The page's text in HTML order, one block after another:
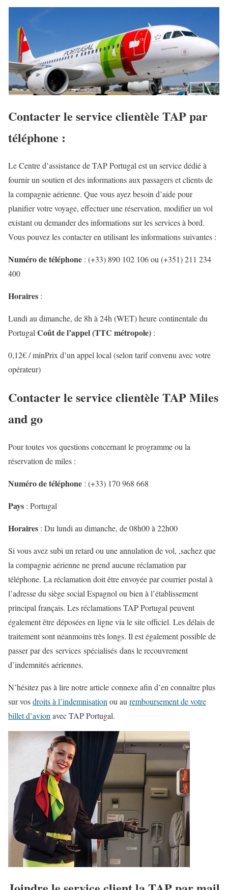
Contacter le service clientèle TAP par
téléphone :
Le Centre d’assistance de TAP Portugal est un service dédié à
fournir un soutien et des informations aux passagers et clients de
la compagnie aérienne. Que vous ayez besoin d’aide pour
planifier votre voyage, effectuer une réservation, modifier un vol
existant ou demander des informations sur les services à bord.
Vous pouvez les contacter en utilisant les informations suivantes :
Numéro de téléphone : (+33) 890 102 106 ou (+351) 211 234
400
Horaires :
Lundi au dimanche, de 8h à 24h (WET) heure continentale du
Portugal Coût de l’appel (TTC métropole) :
0,12€ / minPrix d’un appel local (selon tarif convenu avec votre
opérateur)
Contacter le service clientèle TAP Miles
and go
Pour toutes vos questions concernant le programme ou la
réservation de miles :
Numéro de téléphone : (+33) 170 968 668
Pays : Portugal
Horaires : Du lundi au dimanche, de 08h00 à 22h00
Si vous avez subi un retard ou une annulation de vol, ,sachez que
la compagnie aérienne ne prend aucune réclamation par
téléphone. La réclamation doit être envoyée par courrier postal à
l’adresse du siège social Espagnol ou bien à l’établissement
principal français. Les réclamations TAP Portugal peuvent
également être déposées en ligne via le site officiel. Les délais de
traitement sont néanmoins très longs. Il est également possible de
passer par des services spécialisés dans le recouvrement
d’indemnités aériennes.
N’hésitez pas à lire notre article connexe afin d’en connaître plus
sur vosdroits à l’indemnisation ou au remboursement de votre
billet d’avion avec TAP Portugal.